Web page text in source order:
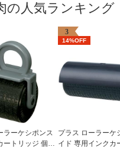
の人気ランキング
ラーケシポンス
ートリッジ 個人
3
14%OFF
プラス ローラーケ
イド 専用インクカ